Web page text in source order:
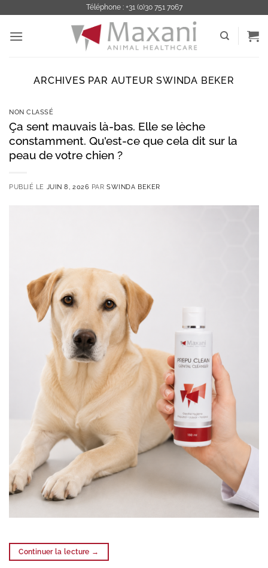
contenu
Téléphone : +31 (0)30 751 7067
ARCHIVES PAR AUTEURSWINDA BEKER
NON CLASSÉ
Ça sent mauvais là-bas. Elle se lèche
constamment. Qu'est-ce que cela dit sur la
peau de votre chien ?
PUBLIÉ LE JUIN 8, 2026 PARSWINDA BEKER
Continuer la lecture →